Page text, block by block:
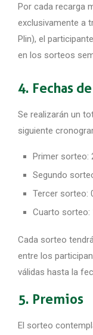
Por cada recarga
exclusivamente a
Plin), el
en los sorteos
4. Fechas
Se realizarán un
siguiente
Primer sorteo:
Segundo
Tercer sorteo:
Cuarto sorteo:
Cada sorteo
entre los
válidas hasta la
5. Premios
El sorteo